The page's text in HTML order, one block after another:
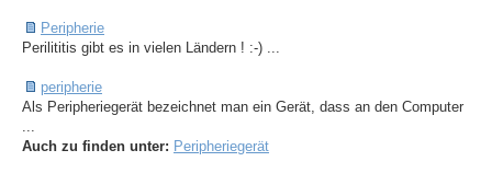
Peripherie
Perilititis gibt es in vielen Ländern ! :-) ...
peripherie
Als Peripheriegerät bezeichnet man ein Gerät, dass an den Computer
...
Auch zu finden unter: Peripheriegerät